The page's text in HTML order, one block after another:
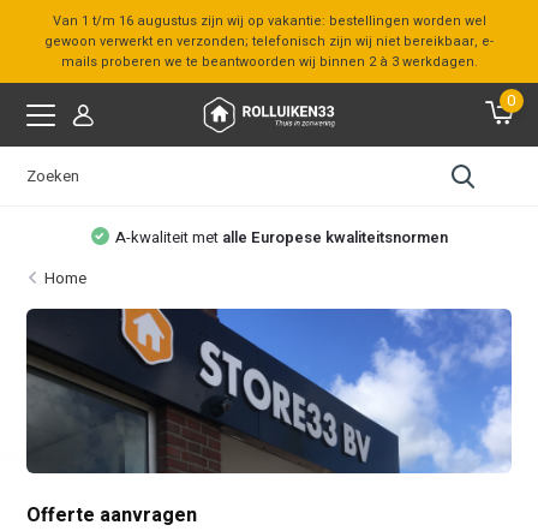
Van 1 t/m 16 augustus zijn wij op vakantie: bestellingen worden wel
gewoon verwerkt en verzonden; telefonisch zijn wij niet bereikbaar, e-
mails proberen we te beantwoorden wij binnen 2 à 3 werkdagen.
0
A-kwaliteit met alle Europese kwaliteitsnormen
Home
Offerte aanvragen